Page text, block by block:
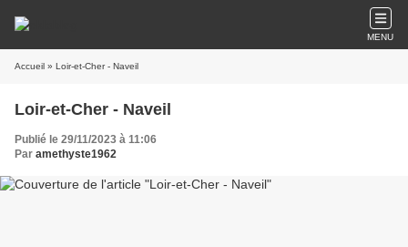
MENU
Accueil » Loir-et-Cher - Naveil
Loir-et-Cher - Naveil
Publié le 29/11/2023 à 11:06
Par amethyste1962